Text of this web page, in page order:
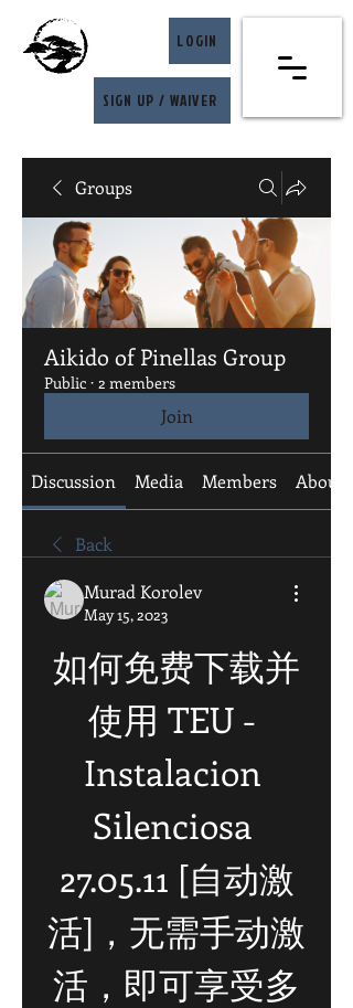
LOGIN
SIGN UP / WAIVER
Groups
Aikido of Pinellas Group
Public · 2 members
Join
Discussion Media Members About
Back
Murad Korolev
May 15, 2023
如何免费下载并
使用 TEU -
Instalacion
Silenciosa
27.05.11 [自动激
活]，无需手动激
活，即可享受多